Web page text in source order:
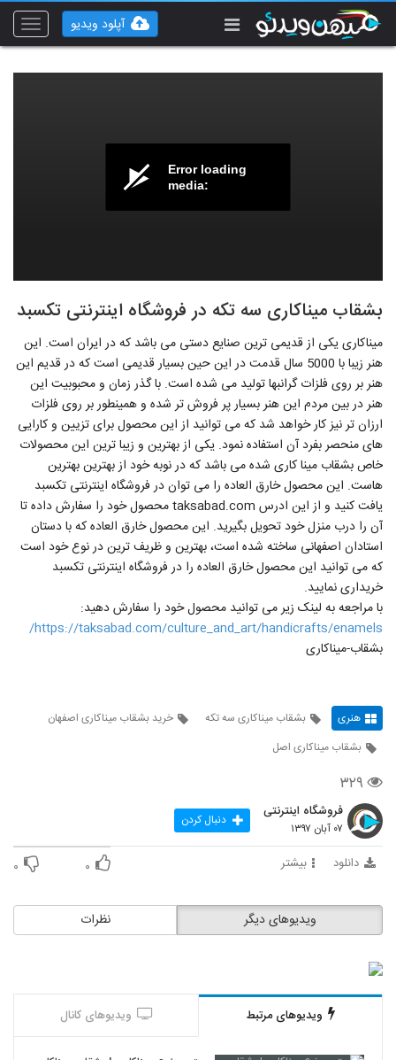
Toggle
آپلود ویدیو
Error loading
media:
بشقاب میناکاری سه تکه در فروشگاه اینترنتی تکسبد
میناکاری یکی از قدیمی ترین صنایع دستی می باشد که در ایران است. این
هنر زیبا با 5000 سال قدمت در این حین بسیار قدیمی است که در قدیم این
هنر بر روی فلزات گرانبها تولید می شده است. با گذر زمان و محبوبیت این
هنر در بین مردم این هنر بسیار پر فروش تر شده و همینطور بر روی فلزات
ارزان تر نیز کار خواهد شد که می توانید از این محصول برای تزیین و کارایی
های منحصر بفرد آن استفاده نمود. یکی از بهترین و زیبا ترین این محصولات
خاص بشقاب مینا کاری شده می باشد که در نوبه خود از بهترین بهترین
هاست. این محصول خارق العاده را می توان در فروشگاه اینترنتی تکسبد
یافت کنید و از این ادرس taksabad.com محصول خود را سفارش داده تا
آن را درب منزل خود تحویل بگیرید. این محصول خارق العاده که با دستان
استادان اصفهانی ساخته شده است، بهترین و ظریف ترین در نوع خود است
که می توانید این محصول خارق العاده را در فروشگاه اینترنتی تکسبد
خریداری نمایید.
با مراجعه به لینک زیر می توانید محصول خود را سفارش دهید:
https://taksabad.com/culture_and_art/handicrafts/enamels/
بشقاب-میناکاری
هنری بشقاب میناکاری سه تکه
خرید بشقاب میناکاری اصفهان
بشقاب میناکاری اصل
۳۲۹
فروشگاه اینترنتی
۰۷ آبان ۱۳۹۷ دنبال کردن
دانلود بیشتر ۰ ۰
نظرات ویدیوهای دیگر
ویدیوهای مرتبط ویدیوهای کانال